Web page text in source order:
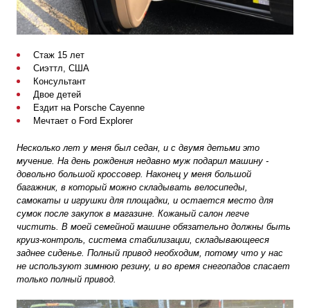
Стаж 15 лет
Сиэттл, США
Консультант
Двое детей
Ездит на Porsche Cayenne
Мечтает о Ford Explorer
Несколько лет у меня был седан, и с двумя детьми это
мучение. На день рождения недавно муж подарил машину -
довольно большой кроссовер. Наконец у меня большой
багажник, в который можно складывать велосипеды,
самокаты и игрушки для площадки, и остается место для
сумок после закупок в магазине. Кожаный салон легче
чистить. В моей семейной машине обязательно должны быть
круиз-контроль, система стабилизации, складывающееся
заднее сиденье. Полный привод необходим, потому что у нас
не используют зимнюю резину, и во время снегопадов спасает
только полный привод.